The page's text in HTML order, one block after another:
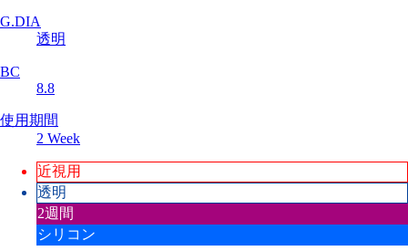
G.DIA
透明
BC
8.8
使用期間
2 Week
近視用
透明
2週間
シリコン